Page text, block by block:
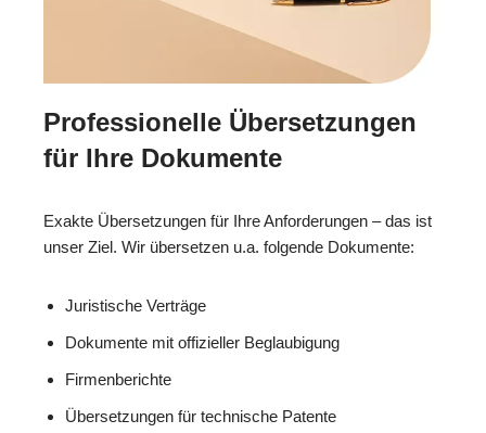
Professionelle Übersetzungen
für Ihre Dokumente
Exakte Übersetzungen für Ihre Anforderungen – das ist
unser Ziel. Wir übersetzen u.a. folgende Dokumente:
Juristische Verträge
Dokumente mit offizieller Beglaubigung
Firmenberichte
Übersetzungen für technische Patente